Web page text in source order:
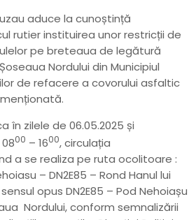
aduce la cunoștință
rutier instituirea unor restricții de
pe breteaua de legătură
Nordului din Municipiul
de refacere a covorului asfaltic
în zilele de 06.05.2025 și
00 – 1600, circulația
a se realiza pe ruta ocolitoare :
– DN2E85 – Rond Hanul lui
opus DN2E85 – Pod Nehoiașu
Nordului, conform semnalizării